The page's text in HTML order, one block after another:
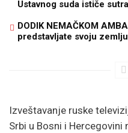
Ustavnog suda ističe sutra
DODIK NEMAČKOM
predstavljate svoju
Izveštavanje ruske
Srbi u Bosni i